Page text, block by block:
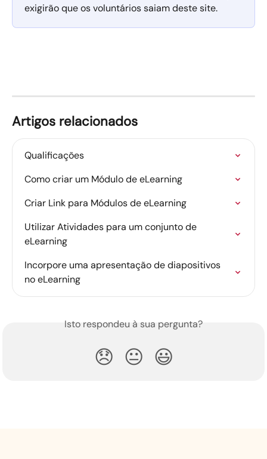
exigirão que os voluntários saiam deste site.
Artigos relacionados
Qualificações
Como criar um Módulo de eLearning
Criar Link para Módulos de eLearning
Utilizar Atividades para um conjunto de
eLearning
Incorpore uma apresentação de diapositivos
no eLearning
Isto respondeu à sua pergunta?
😞 😐 😃